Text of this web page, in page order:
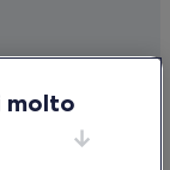
molto